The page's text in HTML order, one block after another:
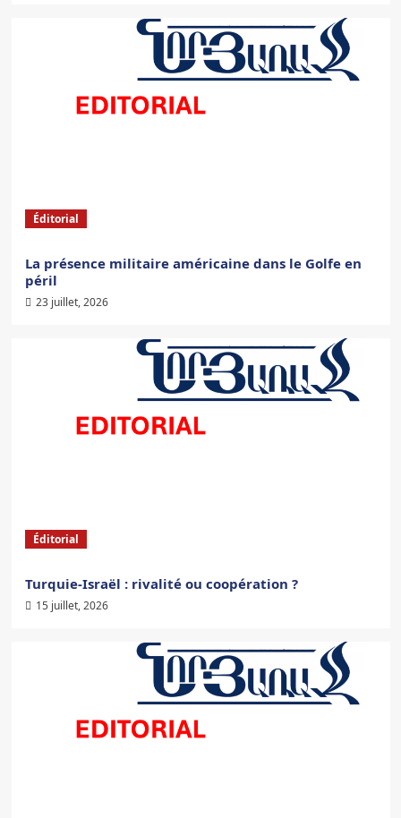
Éditorial
La présence militaire américaine dans le Golfe en
péril
23 juillet, 2026
Éditorial
Turquie-Israël : rivalité ou coopération ?
15 juillet, 2026